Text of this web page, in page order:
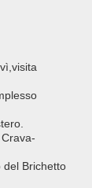
del Brichetto